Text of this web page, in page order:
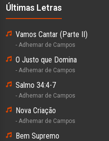
Últimas Letras
Vamos Cantar (Parte II)
- Adhemar de Campos
O Justo que Domina
- Adhemar de Campos
Salmo 34:4-7
- Adhemar de Campos
Nova Criação
- Adhemar de Campos
Bem Supremo